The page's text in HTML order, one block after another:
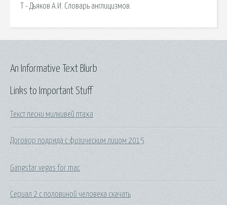
Т - Дьяков А.И. Словарь англицизмов.
Links to Important Stuff
Текст песни милкивей птаха
Договор подряда с физическим лицом 2015
Gangstar vegas for mac
Сериал 2 с половиной человека скачать
An Informative Text Blurb